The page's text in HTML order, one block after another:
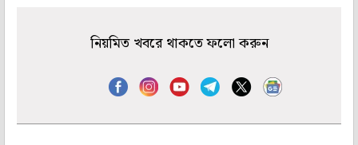
নিয়মিত খবরে থাকতে ফলো করুন